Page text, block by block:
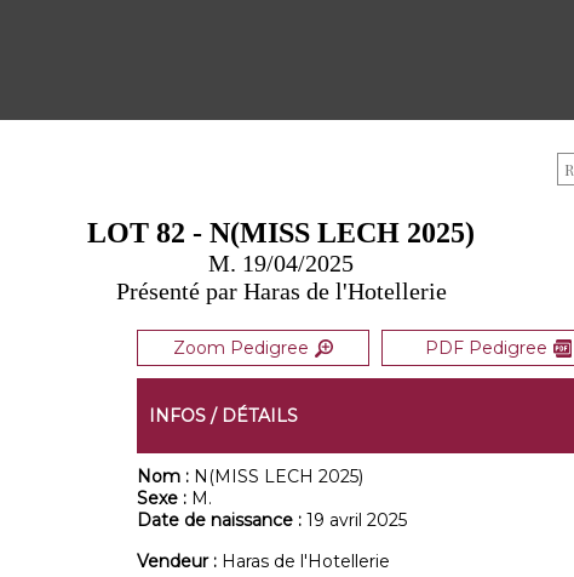
LOT 82 - N(MISS LECH 2025)
M. 19/04/2025
Présenté par Haras de l'Hotellerie
Zoom Pedigree PDF Pedigree
INFOS / DÉTAILS
Nom : N(MISS LECH 2025)
Sexe : M.
Date de naissance : 19 avril 2025
Vendeur : Haras de l'Hotellerie